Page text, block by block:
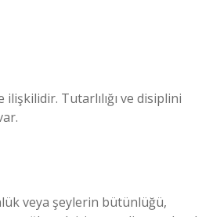
Tutarlılığı ve disiplini
veya şeylerin bütünlüğü,